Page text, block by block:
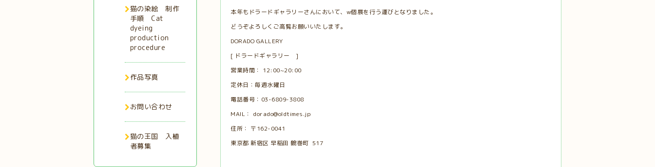
本年もドラードギャラリーさんにおいて、w個展を行う運びとなりました。
どうぞよろしくご高覧お願いいたします。
DORADO GALLERY
[ ドラードギャラリー ]
営業時間： 12:00~20:00
定休日：毎週水曜日
電話番号：03-6809-3808
MAIL： dorado@oldtimes.jp
住所： 〒162-0041
東京都 新宿区 早稲田 鶴巻町 517
猫の染絵 制作
手順 Cat
dyeing
production
procedure
作品写真
お問い合わせ
猫の王国 入植
者募集